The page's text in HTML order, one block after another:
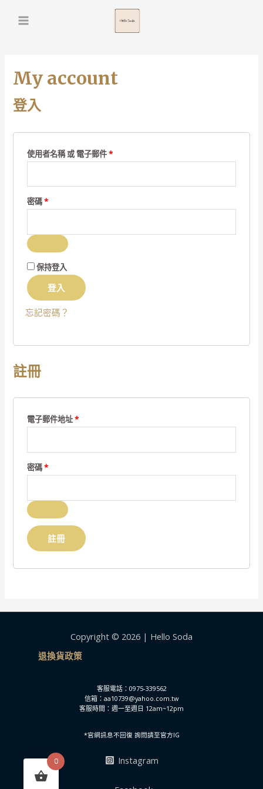
Main
My account
登入
使用者名稱 或 電子郵件*必
密碼*必
保持登入
登入
忘記密碼？
註冊
電子郵件地址*必
密碼*必
註冊
Copyright © 2026 | Hello Soda
退換貨政策
客服電話：0975-339562
信箱：aa10739@yahoo.com.tw
客服時間：週一至週日 12am~12pm
*官網訊息不回復 詢問請至官方IG
Instagram
0